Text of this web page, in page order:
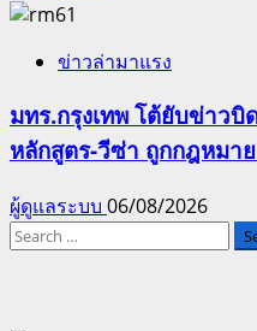
ข่าวล่ามาแรง
มทร.กรุงเทพ โต้ยับข่าวบิ
หลักสูตร-วีซ่า ถูกกฎหมา
ผู้ดูแลระบบ 06/08/2026
Search